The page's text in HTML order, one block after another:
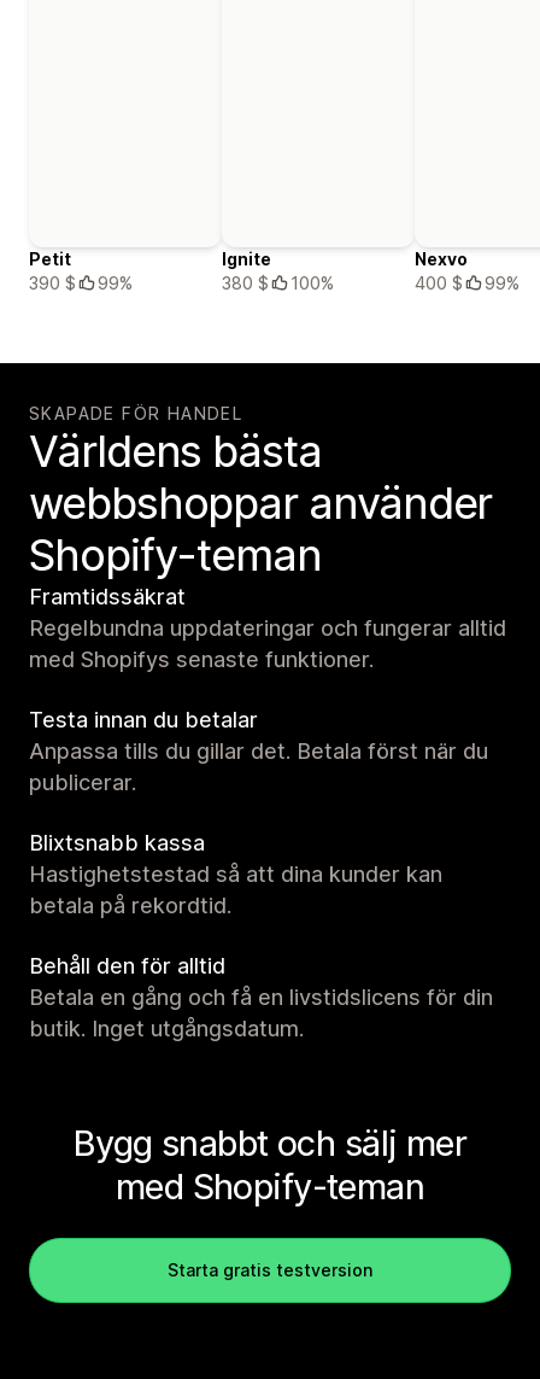
Petit
390 $
99%
Ignite
380 $
100%
Nexvo
400 $
99%
SKAPADE FÖR HANDEL
Världens bästa
webbshoppar använder
Shopify-teman
Framtidssäkrat
Regelbundna uppdateringar och fungerar alltid
med Shopifys senaste funktioner.
Testa innan du betalar
Anpassa tills du gillar det. Betala först när du
publicerar.
Blixtsnabb kassa
Hastighetstestad så att dina kunder kan
betala på rekordtid.
Behåll den för alltid
Betala en gång och få en livstidslicens för din
butik. Inget utgångsdatum.
Bygg snabbt och sälj mer
med Shopify-teman
Starta gratis testversion